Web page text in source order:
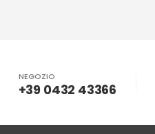
NEGOZIO
+39 0432 43366